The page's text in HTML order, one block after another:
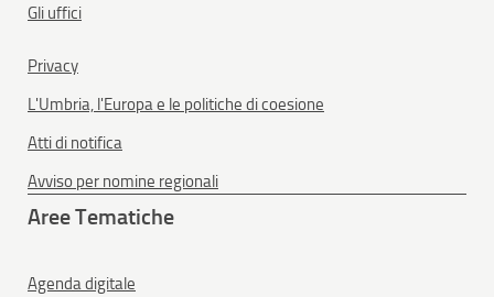
Gli uffici
Privacy
L'Umbria, l'Europa e le politiche di coesione
Atti di notifica
Avviso per nomine regionali
Aree Tematiche
Agenda digitale